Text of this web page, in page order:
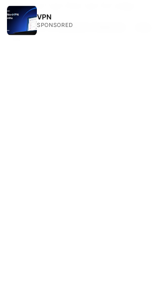
Browsec vpn free vpn for edge
Nord vpn申请退款的完整指南：流程
VPN
SPONSORED